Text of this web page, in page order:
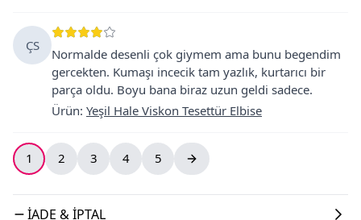
ÇS
Normalde desenli çok giymem ama bunu begendim
gercekten. Kumaşı incecik tam yazlık, kurtarıcı bir
parça oldu. Boyu bana biraz uzun geldi sadece.
Ürün: Yeşil Hale Viskon Tesettür Elbise
1 2 3 4 5
İADE & İPTAL